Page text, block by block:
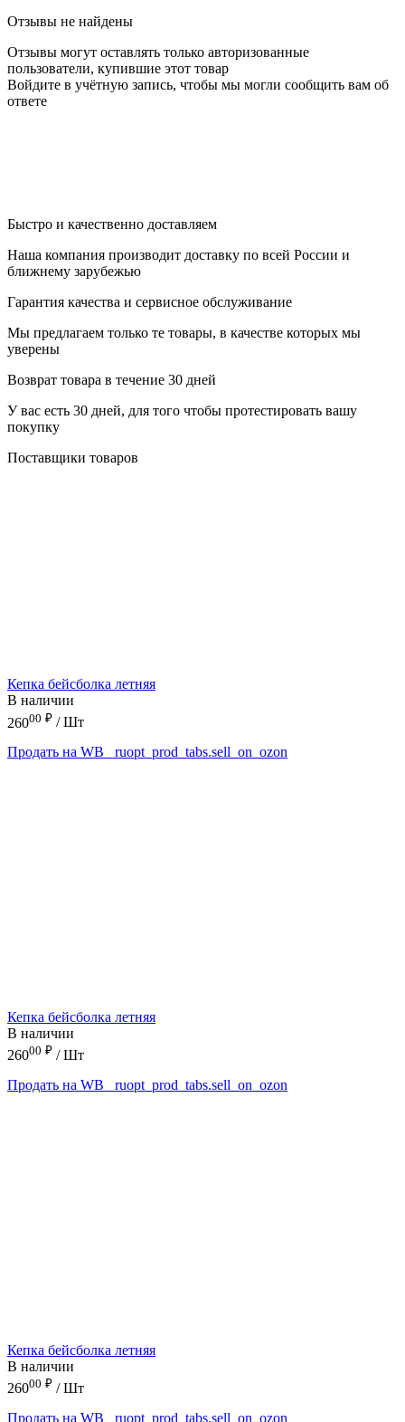
Отзывы не найдены
Отзывы могут оставлять только авторизованные
пользователи, купившие этот товар
Войдите в учётную запись, чтобы мы могли сообщить вам об
ответе
Быстро и качественно доставляем
Наша компания производит доставку по всей России и
ближнему зарубежью
Гарантия качества и сервисное обслуживание
Мы предлагаем только те товары, в качестве которых мы
уверены
Возврат товара в течение 30 дней
У вас есть 30 дней, для того чтобы протестировать вашу
покупку
Поставщики товаров
Кепка бейсболка летняя
В наличии
26000 ₽ / Шт
Продать на WB
_ruopt_prod_tabs.sell_on_ozon
Кепка бейсболка летняя
В наличии
26000 ₽ / Шт
Продать на WB
_ruopt_prod_tabs.sell_on_ozon
Кепка бейсболка летняя
В наличии
26000 ₽ / Шт
Продать на WB
_ruopt_prod_tabs.sell_on_ozon